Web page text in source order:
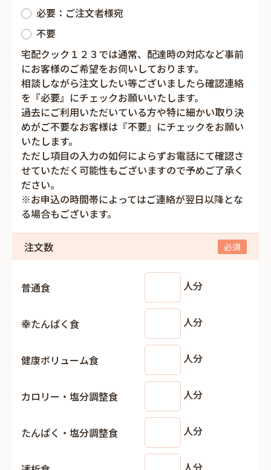
必要：ご注文者様宛
不要
宅配クック１２３では通常、配達時の対応など事前
にお客様のご希望をお伺いしております。
相談しながら注文したい等ございましたら確認連絡
を『必要』にチェックお願いいたします。
過去にご利用いただいている方や特に細かい取り決
めがご不要なお客様は『不要』にチェックをお願い
いたします。
ただし項目の入力の如何によらずお電話にて確認さ
せていただく可能性もございますので予めご了承く
ださい。
※お申込の時間帯によってはご連絡が翌日以降とな
る場合もございます。
注文数
普通食 人分
幸たんぱく食 人分
健康ボリューム食 人分
カロリー・塩分調整食 人分
たんぱく・塩分調整食 人分